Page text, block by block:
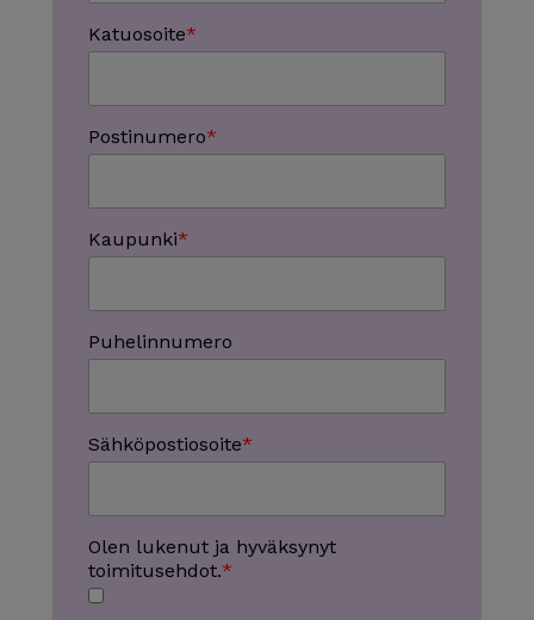
Katuosoite
Postinumero
Kaupunki
Puhelinnumero
Sähköpostiosoite
Olen lukenut ja hyväksynyt
toimitusehdot.